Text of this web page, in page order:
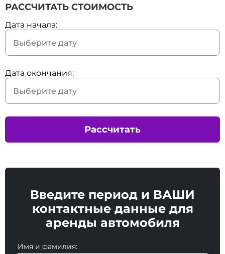
РАССЧИТАТЬ СТОИМОСТЬ
Дата начала:
Дата окончания:
Рассчитать
Введите период и ВАШИ
контактные данные для
аренды автомобиля
Имя и фамилия: